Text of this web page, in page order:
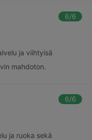
6/6
ja viihtyisä
mahdoton.
6/6
ja ruoka sekä